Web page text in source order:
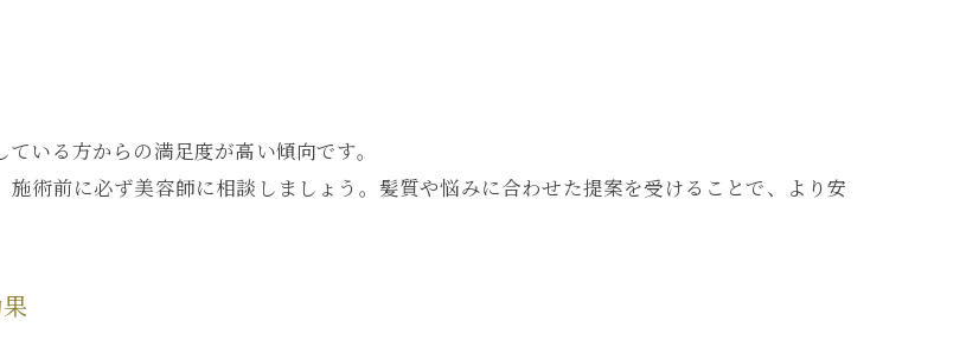
いる方からの満足度が高い傾向です。
術前に必ず美容師に相談しましょう。髪質や悩みに合わせた提案を受けることで、より安